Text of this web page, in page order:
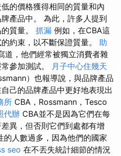
的價格獲得相同的質量和內
產品中。 為此，許多人提到
質量。 抓漏 例如，在CBA這
約束，以不斷保證質量。 助
道，他們經常被獨立消費者雜
參加測試。 月子中心住幾天
）也報導說，與品牌產品
己的品牌產品中更好地表現出
所 CBA，Rossmann，Tesco
代辦 CBA並不是因為它們在每
異，但否則它們到處都有增
人數過多，因為他們的國家
seo 在不丟失統計細節的情況